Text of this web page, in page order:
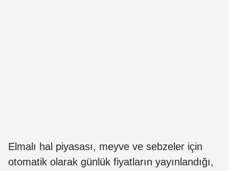
Elmalı hal piyasası, meyve ve sebzeler için
otomatik olarak günlük fiyatların yayınlandığı,